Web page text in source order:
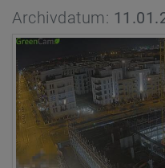
Archivdatum: